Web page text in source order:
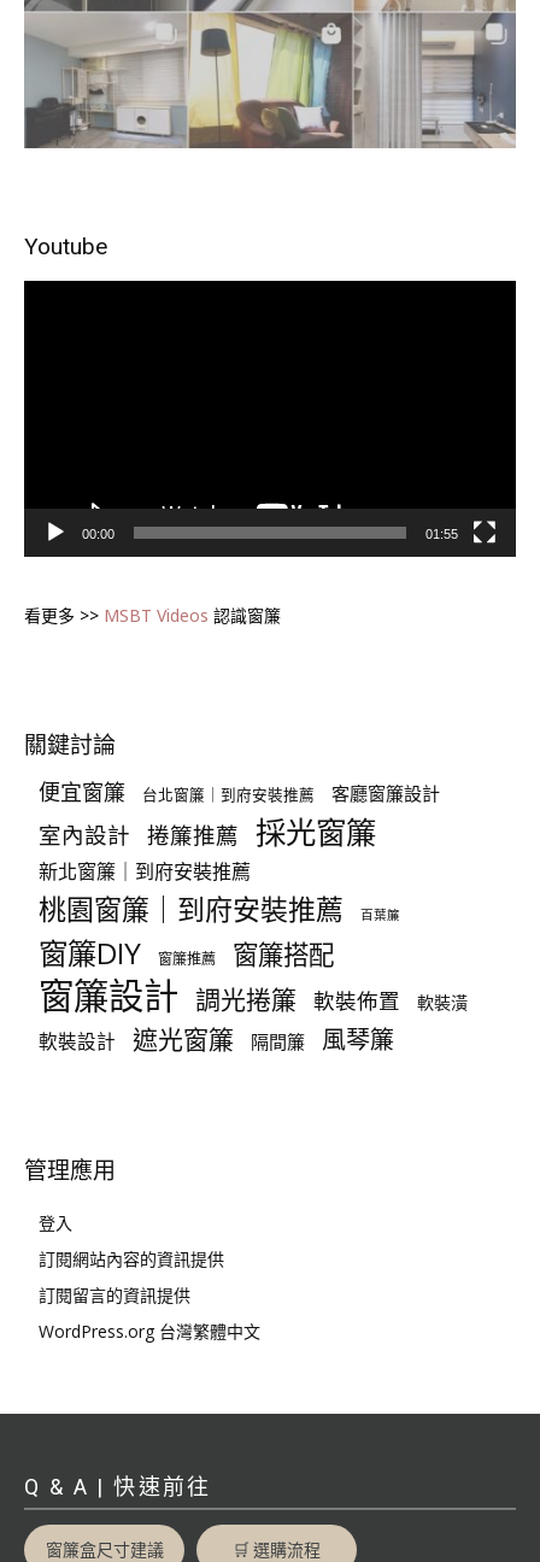
Youtube
00:00 01:55
看更多 >> MSBT Videos 認識窗簾
關鍵討論
便宜窗簾 台北窗簾｜到府安裝推薦 客廳窗簾設計
室內設計 捲簾推薦 採光窗簾
新北窗簾｜到府安裝推薦
桃園窗簾｜到府安裝推薦 百葉簾
窗簾DIY 窗簾推薦 窗簾搭配
窗簾設計 調光捲簾 軟裝佈置 軟裝潢
軟裝設計 遮光窗簾 隔間簾 風琴簾
管理應用
登入
訂閱網站內容的資訊提供
訂閱留言的資訊提供
WordPress.org 台灣繁體中文
Q & A | 快速前往
窗簾盒尺寸建議 🛒 選購流程